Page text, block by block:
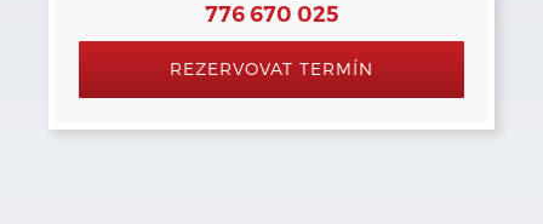
REZERVOVAT TERMÍN
776 670 025